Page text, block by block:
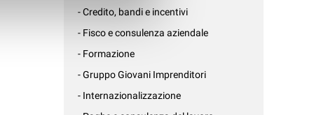
- Credito, bandi e incentivi
- Fisco e consulenza aziendale
- Formazione
- Gruppo Giovani Imprenditori
- Internazionalizzazione